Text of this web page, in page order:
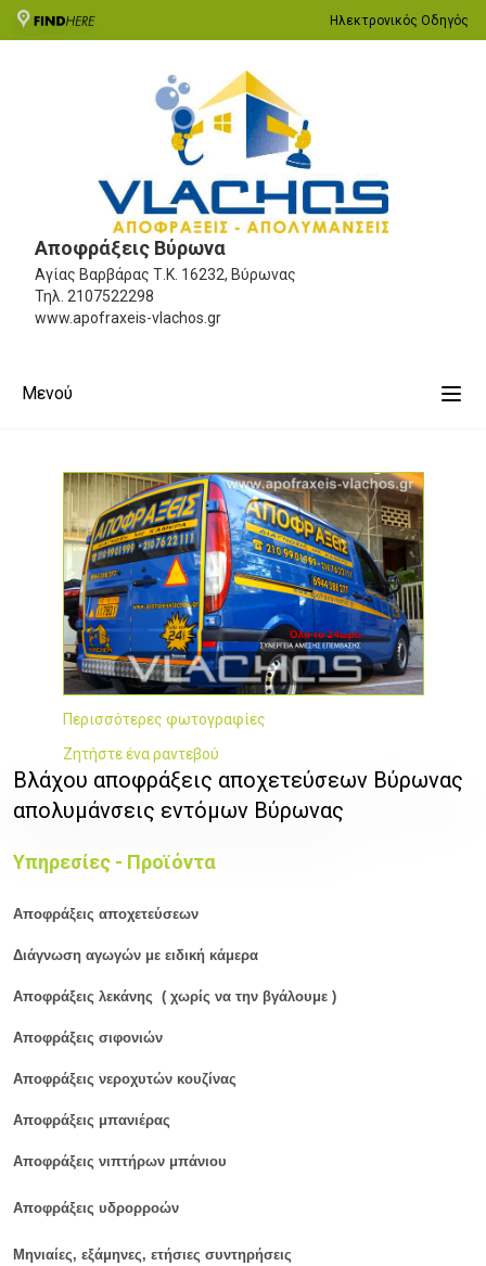
Ηλεκτρονικός Οδηγός
Αποφράξεις Βύρωνα
Αγίας Βαρβάρας Τ.Κ. 16232, Βύρωνας
Τηλ. 2107522298
www.apofraxeis-vlachos.gr
Μενού
Περισσότερες φωτογραφίες
Ζητήστε ένα ραντεβού
Βλάχου αποφράξεις αποχετεύσεων Βύρωνας
απολυμάνσεις εντόμων Βύρωνας
Υπηρεσίες - Προϊόντα
Αποφράξεις αποχετεύσεων
Διάγνωση αγωγών με ειδική κάμερα
Αποφράξεις λεκάνης ( χωρίς να την βγάλουμε )
Αποφράξεις σιφονιών
Αποφράξεις νεροχυτών κουζίνας
Αποφράξεις μπανιέρας
Αποφράξεις νιπτήρων μπάνιου
Αποφράξεις υδρορροών
Μηνιαίες, εξάμηνες, ετήσιες συντηρήσεις